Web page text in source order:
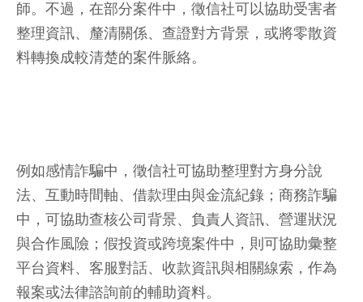
師。不過，在部分案件中，徵信社可以協助受害者
整理資訊、釐清關係、查證對方背景，或將零散資
料轉換成較清楚的案件脈絡。
例如感情詐騙中，徵信社可協助整理對方身分說
法、互動時間軸、借款理由與金流紀錄；商務詐騙
中，可協助查核公司背景、負責人資訊、營運狀況
與合作風險；假投資或跨境案件中，則可協助彙整
平台資料、客服對話、收款資訊與相關線索，作為
報案或法律諮詢前的輔助資料。